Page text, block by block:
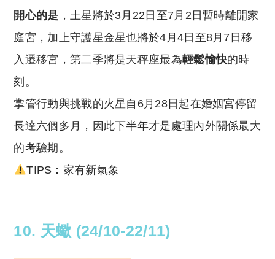
開心的是 ，土星將於3月22日至7月2日暫時離開家
庭宮，加上守護星金星也將於4月4日至8月7日移
入遷移宮，第二季將是天秤座最為輕鬆愉快的時
刻。
掌管行動與挑戰的火星自6月28日起在婚姻宮停留
長達六個多月，因此下半年才是處理內外關係最大
的考驗期。
TIPS：家有新氣象
10. 天蠍 (24/10-22/11)